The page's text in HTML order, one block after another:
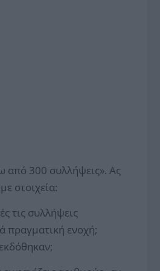
από 300 συλλήψεις». Ας
στοιχεία:
τις συλλήψεις
πραγματική ενοχή;